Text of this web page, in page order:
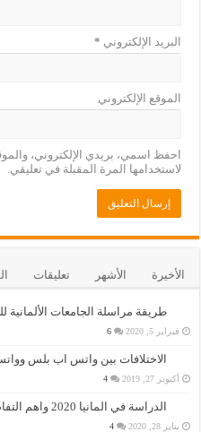
البريد الإلكتروني *
الموقع الإلكتروني
احفظ اسمي، بريدي الإلكتروني،
لاستخدامها المرة المقبلة في تعليقي.
الأخيرة الأشهر تعليقات
طريقة مراسلة الجامعات الألمانية
فبراير 5, 2020 6
الاختلافات بين واتس اب بلس
أكتوبر 27, 2019 4
الدراسة في المانيا 2020 واهم التفاصيل عنها
يناير 28, 2020 4